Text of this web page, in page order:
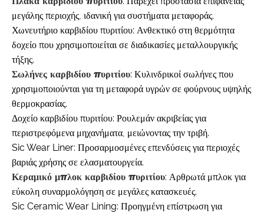
μεγάλης περιοχής, ιδανική για συστήματα μεταφοράς.
Χωνευτήριο καρβιδίου πυριτίου: Ανθεκτικό στη θερμότητα
δοχείο που χρησιμοποιείται σε διαδικασίες μεταλλουργικής
τήξης.
Σωλήνες καρβιδίου πυριτίου: Κυλινδρικοί σωλήνες που
χρησιμοποιούνται για τη μεταφορά υγρών σε φούρνους υψηλής
θερμοκρασίας.
Δοχείο καρβιδίου πυριτίου: Ρουλεμάν ακριβείας για
περιστρεφόμενα μηχανήματα, μειώνοντας την τριβή.
Sic Wear Liner: Προσαρμοσμένες επενδύσεις για περιοχές
βαριάς χρήσης σε ελασματουργεία.
Κεραμικό μπλοκ καρβιδίου πυριτίου: Αρθρωτά μπλοκ για
εύκολη συναρμολόγηση σε μεγάλες κατασκευές.
Sic Ceramic Wear Lining: Προηγμένη επίστρωση για